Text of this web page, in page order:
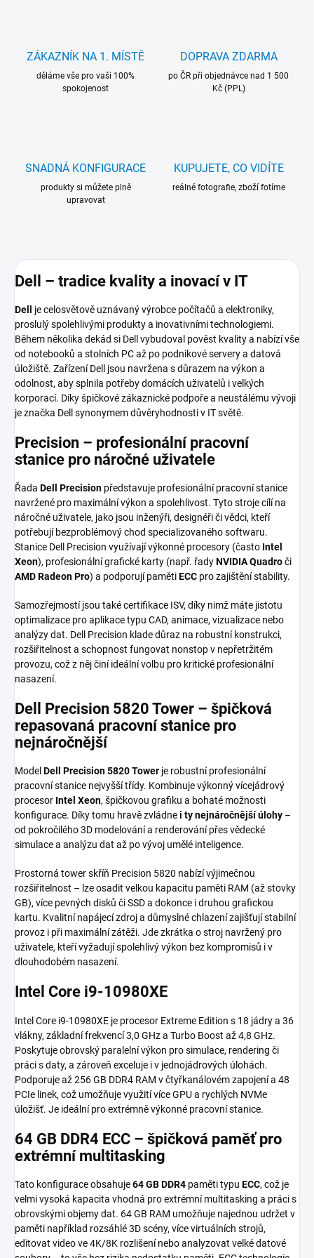
ZÁKAZNÍK NA 1. MÍSTĚ
děláme vše pro vaši 100%
spokojenost
DOPRAVA ZDARMA
po ČR při objednávce nad 1 500
Kč (PPL)
SNADNÁ KONFIGURACE
produkty si můžete plně
upravovat
KUPUJETE, CO VIDÍTE
reálné fotografie, zboží fotíme
Dell – tradice kvality a inovací v IT
Dell
je celosvětově uznávaný výrobce počítačů a elektroniky,
proslulý spolehlivými produkty a inovativními technologiemi.
Během několika dekád si Dell vybudoval pověst kvality a nabízí vše
od notebooků a stolních PC až po podnikové servery a datová
úložiště. Zařízení Dell jsou navržena s důrazem na výkon a
odolnost, aby splnila potřeby domácích uživatelů i velkých
korporací. Díky špičkové zákaznické podpoře a neustálému vývoji
je značka Dell synonymem důvěryhodnosti v IT světě.
Precision – profesionální pracovní
stanice pro náročné uživatele
Řada Dell Precision představuje profesionální pracovní stanice
navržené pro maximální výkon a spolehlivost. Tyto stroje cílí na
náročné uživatele, jako jsou inženýři, designéři či vědci, kteří
potřebují bezproblémový chod specializovaného softwaru.
Stanice Dell Precision využívají výkonné procesory (často Intel
Xeon), profesionální grafické karty (např. řadyNVIDIA Quadroči
AMD Radeon Pro) a podporují pamětiECC pro zajištění stability.
Samozřejmostí jsou také certifikace ISV, díky nimž máte jistotu
optimalizace pro aplikace typu CAD, animace, vizualizace nebo
analýzy dat. Dell Precision klade důraz na robustní konstrukci,
rozšiřitelnost a schopnost fungovat nonstop v nepřetržitém
provozu, což z něj činí ideální volbu pro kritické profesionální
nasazení.
Dell Precision 5820 Tower – špičková
repasovaná pracovní stanice pro
nejnáročnější
Model Dell Precision 5820 Tower je robustní profesionální
pracovní stanice nejvyšší třídy. Kombinuje výkonný vícejádrový
procesor Intel Xeon, špičkovou grafiku a bohaté možnosti
konfigurace. Díky tomu hravě zvládnei ty nejnáročnější úlohy –
od pokročilého 3D modelování a renderování přes vědecké
simulace a analýzu dat až po vývoj umělé inteligence.
Prostorná tower skříň Precision 5820 nabízí výjimečnou
rozšiřitelnost – lze osadit velkou kapacitu paměti RAM (až stovky
GB), více pevných disků či SSD a dokonce i druhou grafickou
kartu. Kvalitní napájecí zdroj a důmyslné chlazení zajišťují stabilní
provoz i při maximální zátěži. Jde zkrátka o stroj navržený pro
uživatele, kteří vyžadují spolehlivý výkon bez kompromisů i v
dlouhodobém nasazení.
Intel Core i9-10980XE
Intel Core i9-10980XE je procesor Extreme Edition s 18 jádry a 36
vlákny, základní frekvencí 3,0 GHz a Turbo Boost až 4,8 GHz.
Poskytuje obrovský paralelní výkon pro simulace, rendering či
práci s daty, a zároveň exceluje i v jednojádrových úlohách.
Podporuje až 256 GB DDR4 RAM v čtyřkanálovém zapojení a 48
PCIe linek, což umožňuje využití více GPU a rychlých NVMe
úložišť. Je ideální pro extrémně výkonné pracovní stanice.
64 GB DDR4 ECC – špičková paměť pro
extrémní multitasking
Tato konfigurace obsahuje64 GB DDR4 paměti typu ECC, což je
velmi vysoká kapacita vhodná pro extrémní multitasking a práci s
obrovskými objemy dat. 64 GB RAM umožňuje najednou udržet v
paměti například rozsáhlé 3D scény, více virtuálních strojů,
editovat video ve 4K/8K rozlišení nebo analyzovat velké datové